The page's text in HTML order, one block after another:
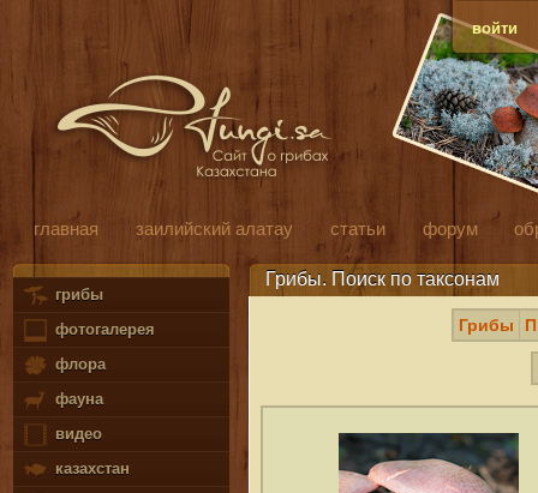
войти
главная заилийский алатау статьи форум
грибы
фотогалерея
флора
фауна
видео
казахстан
Грибы. Поиск по таксонам
Грибы